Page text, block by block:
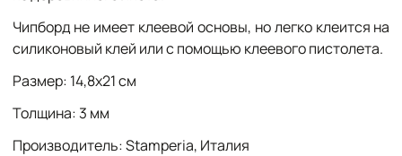
Чипборд не имеет клеевой основы, но легко клеится на
силиконовый клей или с помощью клеевого пистолета.
Размер: 14,8х21 см
Толщина: 3 мм
Производитель: Stamperia, Италия